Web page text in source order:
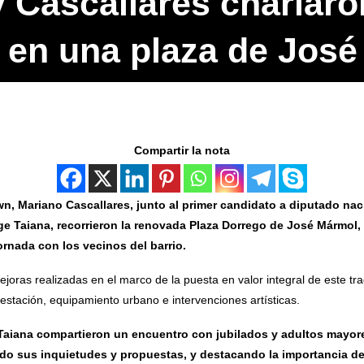
una plaza de
Compartir la nota
Mariano Cascallares, junto al primer candidato a diputado
Taiana, recorrieron la renovada Plaza Dorrego de José
con los vecinos del barrio.
realizadas en el marco de la puesta en valor integral de este
equipamiento urbano e intervenciones artísticas.
compartieron un encuentro con jubilados y adultos
sus inquietudes y propuestas, y destacando la importancia